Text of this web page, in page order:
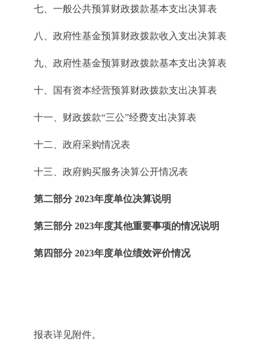
七、一般公共预算财政拨款基本支出决算表
八、政府性基金预算财政拨款收入支出决算表
九、政府性基金预算财政拨款基本支出决算表
十、国有资本经营预算财政拨款支出决算表
十一、财政拨款“三公”经费支出决算表
十二、政府采购情况表
十三、政府购买服务决算公开情况表
第二部分 2023年度单位决算说明
第三部分 2023年度其他重要事项的情况说明
第四部分 2023年度单位绩效评价情况
报表详见附件。